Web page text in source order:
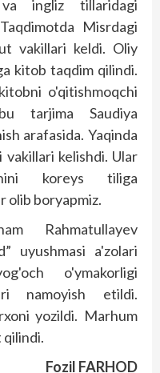
ing­liz tillaridagi
Misrdagi
vakillari keldi. Oliy
kitob taqdim qilindi.
o'qitishmoqchi
tarjima Saudiya
arafasida. Yaqinda
vakillari kelishdi. Ular
koreys tiliga
olib boryapmiz.
Rahmatullayev
uyushmasi a'zolari
o'ymakorligi
namoyish etildi.
yozildi. Marhum
qilindi.
Fozil FARHOD